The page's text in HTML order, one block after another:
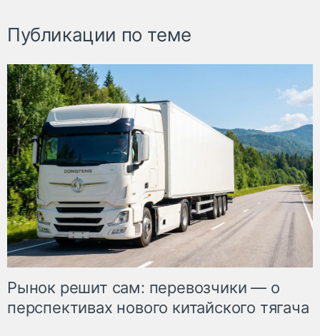
Публикации по теме
Рынок решит сам: перевозчики — о
перспективах нового китайского тягача